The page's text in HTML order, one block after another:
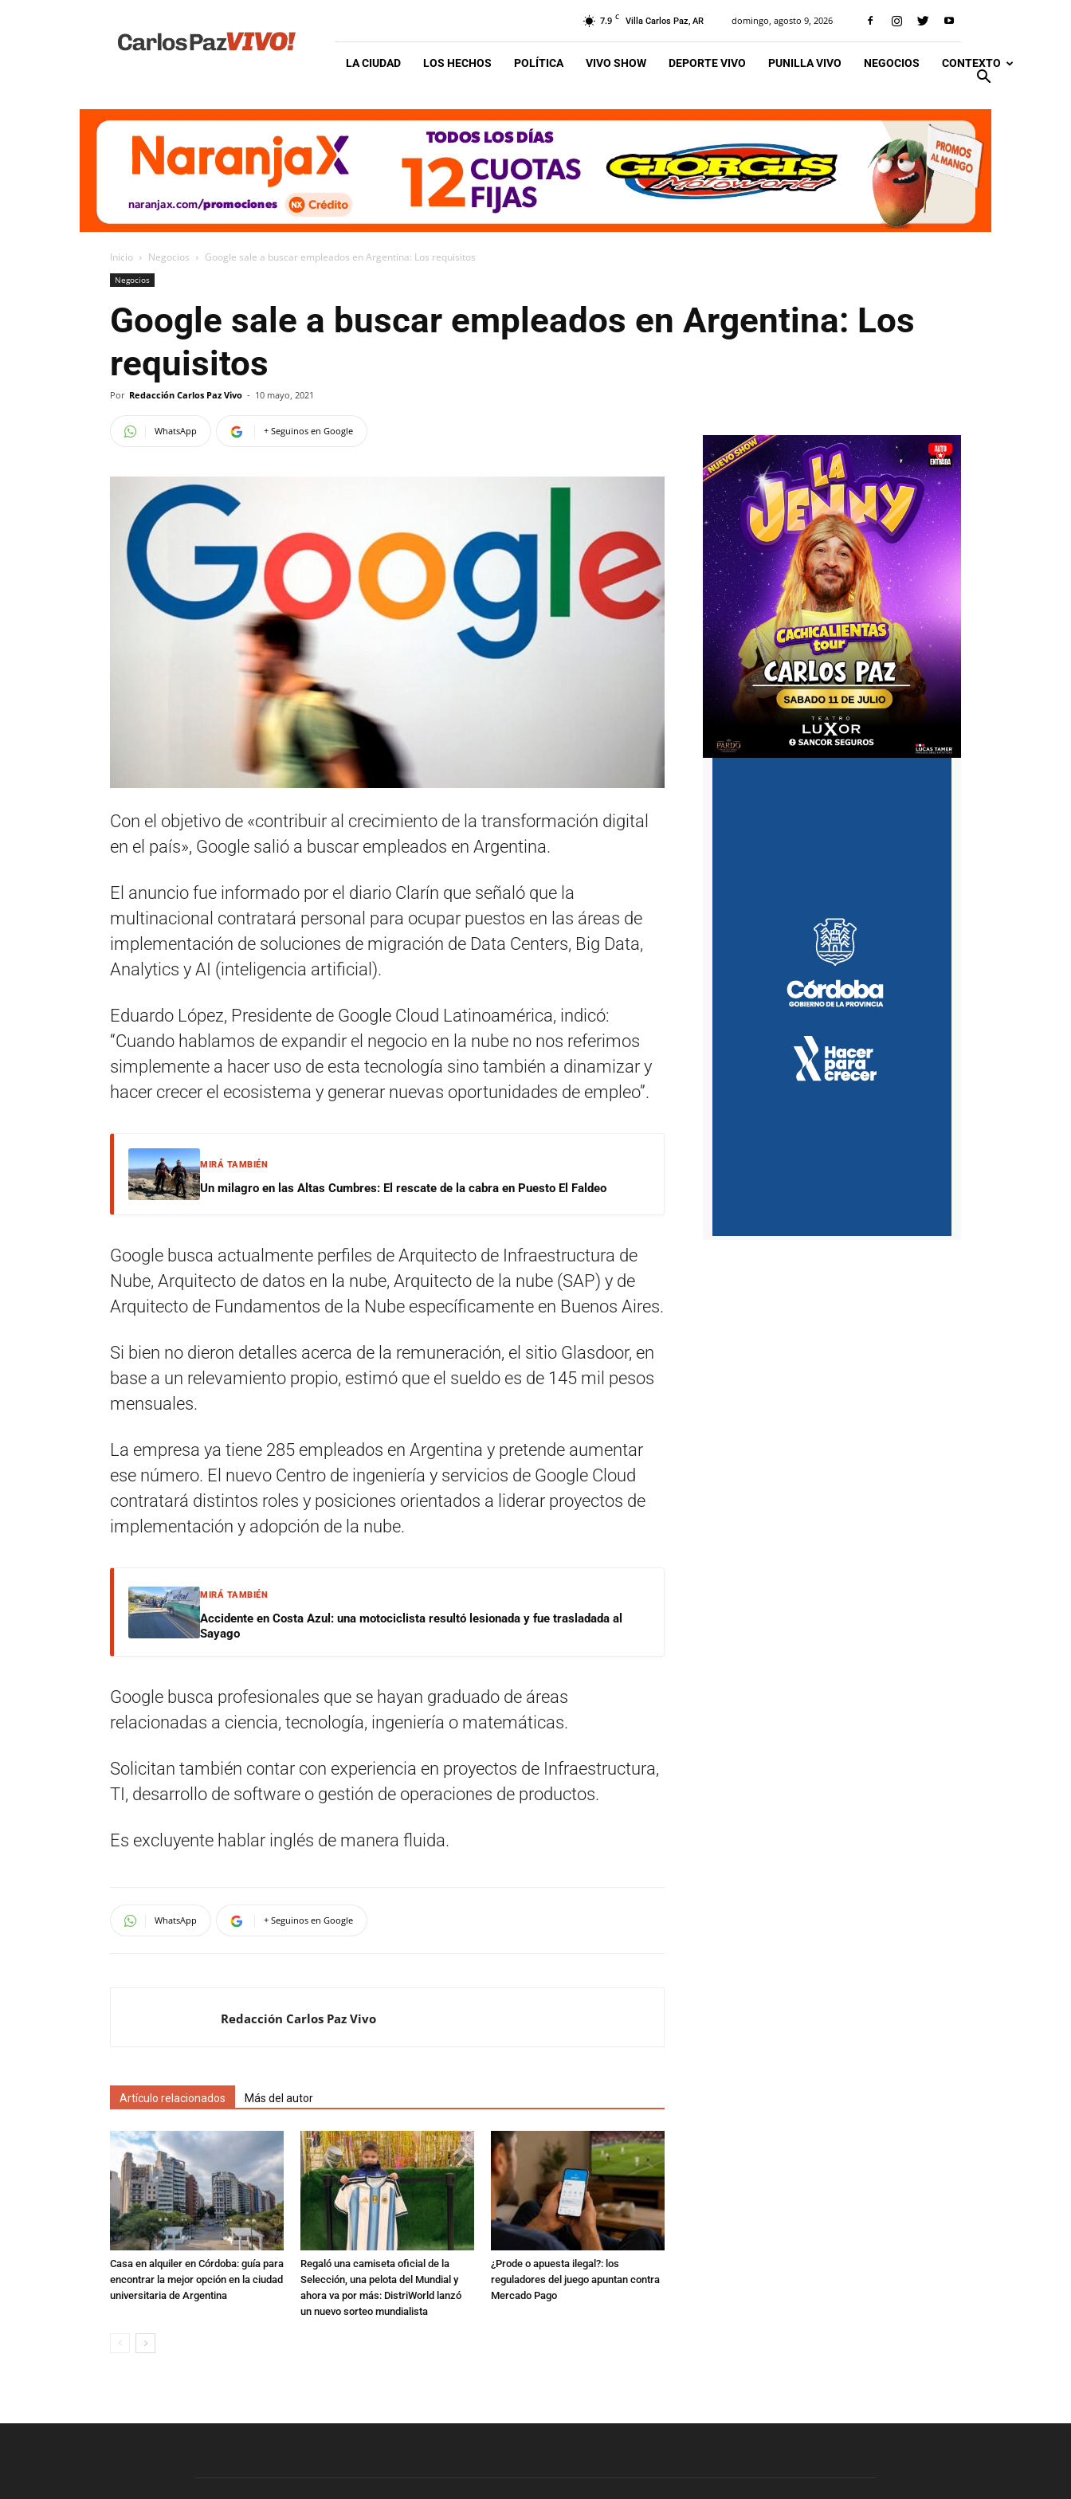
Vivo
7.9 C Villa Carlos Paz, AR domingo, agosto 9, 2026
LA CIUDAD LOS HECHOS POLÍTICA VIVO SHOW DEPORTE VIVO PUNILLA VIVO NEGOCIOS CONTEXTO
Inicio Negocios Google sale a buscar empleados en Argentina: Los requisitos
Negocios
Google sale a buscar empleados en Argentina: Los
requisitos
Por Redacción Carlos Paz Vivo - 10 mayo, 2021
WhatsApp + Seguinos en Google
Con el objetivo de «contribuir al crecimiento de la transformación digital
en el país», Google salió a buscar empleados en Argentina.
El anuncio fue informado por el diario Clarín que señaló que la
multinacional contratará personal para ocupar puestos en las áreas de
implementación de soluciones de migración de Data Centers, Big Data,
Analytics y AI (inteligencia artificial).
Eduardo López, Presidente de Google Cloud Latinoamérica, indicó:
“Cuando hablamos de expandir el negocio en la nube no nos referimos
simplemente a hacer uso de esta tecnología sino también a dinamizar y
hacer crecer el ecosistema y generar nuevas oportunidades de empleo”.
MIRÁ TAMBIÉN
Un milagro en las Altas Cumbres: El rescate de la cabra en Puesto El Faldeo
Google busca actualmente perfiles de Arquitecto de Infraestructura de
Nube, Arquitecto de datos en la nube, Arquitecto de la nube (SAP) y de
Arquitecto de Fundamentos de la Nube específicamente en Buenos Aires.
Si bien no dieron detalles acerca de la remuneración, el sitio Glasdoor, en
base a un relevamiento propio, estimó que el sueldo es de 145 mil pesos
mensuales.
La empresa ya tiene 285 empleados en Argentina y pretende aumentar
ese número. El nuevo Centro de ingeniería y servicios de Google Cloud
contratará distintos roles y posiciones orientados a liderar proyectos de
implementación y adopción de la nube.
MIRÁ TAMBIÉN
Accidente en Costa Azul: una motociclista resultó lesionada y fue trasladada al
Sayago
Google busca profesionales que se hayan graduado de áreas
relacionadas a ciencia, tecnología, ingeniería o matemáticas.
Solicitan también contar con experiencia en proyectos de Infraestructura,
TI, desarrollo de software o gestión de operaciones de productos.
Es excluyente hablar inglés de manera fluida.
WhatsApp + Seguinos en Google
Redacción Carlos Paz Vivo
Artículo relacionados Más del autor
Casa en alquiler en Córdoba: guía para
encontrar la mejor opción en la ciudad
universitaria de Argentina
Regaló una camiseta oficial de la
Selección, una pelota del Mundial y
ahora va por más: DistriWorld lanzó
un nuevo sorteo mundialista
¿Prode o apuesta ilegal?: los
reguladores del juego apuntan contra
Mercado Pago